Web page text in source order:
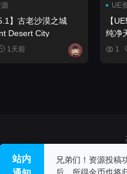
站内
兄弟们！资源投稿
】古老沙漠之城
Desert City
1天前
UE
【
纯净天空
1
，不得用于任何商业用途！请